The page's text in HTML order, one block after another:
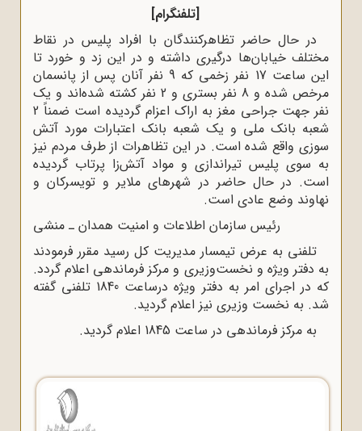
[تلفنگرام]
در حال حاضر تظاهرکنندگان با افراد پلیس در نقاط
مختلف خیابان‌ها درگیرى داشته و در این زد و خورد تا
این ساعت 17 نفر زخمى که 9 نفر آنان پس از پانسمان
مرخص شده و 8 نفر بسترى و 2 نفر کشته شده‌اند و یک
نفر جهت جراحى مغز به اراک اعزام گردیده است ضمناً 2
شعبه بانک ملى و یک شعبه بانک اعتبارات مورد آتش
سوزى واقع شده است. در این تظاهرات از طرف مردم نیز
به سوى پلیس تیراندازى و مواد آتش‌زا پرتاب گردیده
است. در حال حاضر در شهرهاى ملایر و تویسرکان و
نهاوند وضع عادى است.
رئیس سازمان اطلاعات و امنیت همدان ـ منشى
تلفنى به عرض تیمسار مدیریت کل رسید مقرر فرمودند
به دفتر ویژه و نخست‌وزیرى و مرکز فرماندهى اعلام گردد.
که در اجراى امر به دفتر ویژه درساعت 1840 تلفنى گفته
شد. به نخست وزیرى نیز اعلام گردید.
به مرکز فرماندهى در ساعت 1845 اعلام گردید.